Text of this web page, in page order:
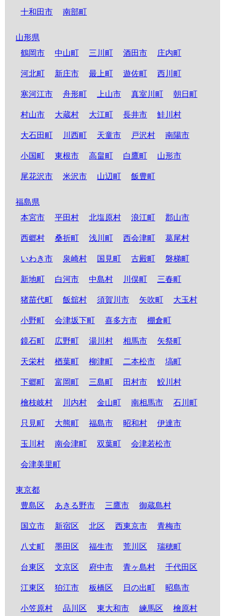
十和田市 南部町
山形県
鶴岡市
中山町 三川町 酒田市 庄内町
河北町 新庄市 最上町 遊佐町 西川町
寒河江市 舟形町 上山市 真室川町 朝日町
村山市 大蔵村 大江町 長井市 鮭川村
大石田町 川西町 天童市 戸沢村 南陽市
小国町 東根市 高畠町 白鷹町 山形市
尾花沢市 米沢市 山辺町 飯豊町
福島県
本宮市
平田村 北塩原村 浪江町 郡山市
西郷村 桑折町 浅川町 西会津町 葛尾村
いわき市 泉崎村 国見町 古殿町 磐梯町
新地町 白河市 中島村 川俣町 三春町
猪苗代町 飯舘村 須賀川市 矢吹町 大玉村
小野町 会津坂下町 喜多方市 棚倉町
鏡石町 広野町 湯川村 相馬市 矢祭町
天栄村 楢葉町 柳津町 二本松市 塙町
下郷町 富岡町 三島町 田村市 鮫川村
檜枝岐村 川内村 金山町 南相馬市 石川町
只見町 大熊町 福島市 昭和村 伊達市
玉川村 南会津町 双葉町 会津若松市
会津美里町
東京都
豊島区
あきる野市 三鷹市 御蔵島村
国立市 新宿区 北区 西東京市 青梅市
八丈町 墨田区 福生市 荒川区 瑞穂町
台東区 文京区 府中市 青ヶ島村 千代田区
江東区 狛江市 板橋区 日の出町 昭島市
小笠原村 品川区 東大和市 練馬区 檜原村